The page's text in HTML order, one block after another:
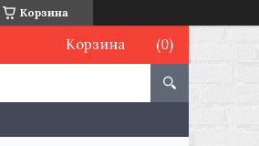
Корзина
Корзина